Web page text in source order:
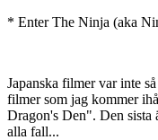
* Enter The Ninja (aka
Japanska filmer var inte
filmer som jag kommer
Dragon's Den". Den
alla fall...